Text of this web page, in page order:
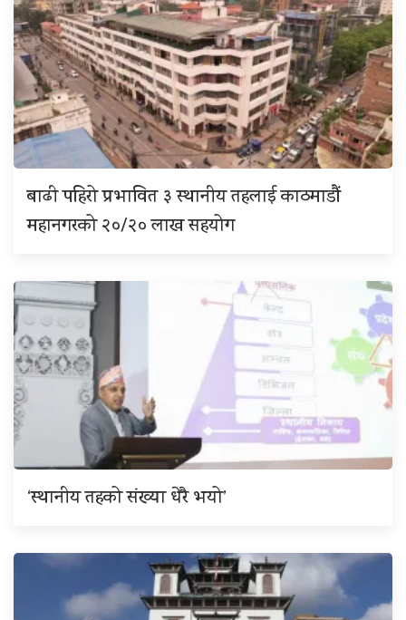
बाढी पहिरो प्रभावित ३ स्थानीय तहलाई काठमाडौं
महानगरको २०/२० लाख सहयोग
‘स्थानीय तहको संख्या धेरै भयो’